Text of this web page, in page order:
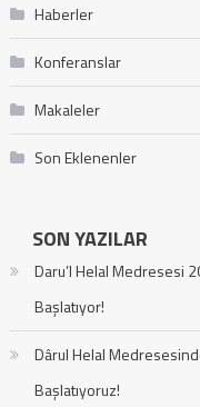
Haberler
Konferanslar
Makaleler
Son Eklenenler
SON YAZILAR
Daru’l Helal Medresesi
Başlatıyor!
Dârul Helal
Başlatıyoruz!